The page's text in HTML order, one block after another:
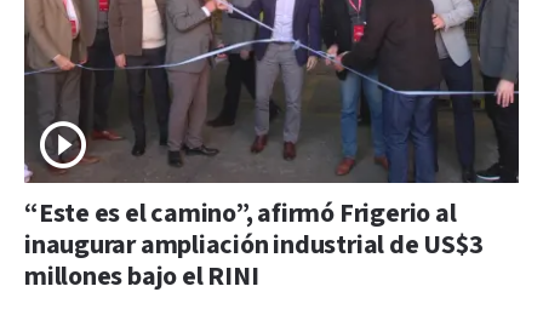
“Este es el camino”, afirmó Frigerio al
inaugurar ampliación industrial de US$3
millones bajo el RINI